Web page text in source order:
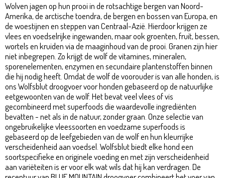
Wolven jagen op hun prooi in de rotsachtige bergen van Noord-
Amerika, de arctische toendra, de bergen en bossen van Europa, en
de woestijnen en steppen van Centraal-Azië. Hierdoor krijgen ze
vlees en voedselrijke ingewanden, maar ook groenten, fruit, bessen,
wortels en kruiden via de maaginhoud van de prooi. Granen zijn hier
niet inbegrepen. Zo krijgt de wolf de vitamines, mineralen,
sporenelementen, enzymen en secundaire plantenstoffen binnen
die hij nodig heeft. Omdat de wolf de voorouder is van alle honden, is
ons Wolfsblut droogvoer voor honden gebaseerd op de natuurlijke
eetgewoonten van de wolf. Het bevat veel vlees of vis
gecombineerd met superfoods die waardevolle ingrediënten
bevatten - net als in de natuur, zonder graan. Onze selectie van
ongebruikelijke vleessoorten en voedzame superfoods is
gebaseerd op de leefgebieden van de wolf en hun kleurrijke
verscheidenheid aan voedsel. Wolfsblut biedt elke hond een
soortspecifieke en originele voeding en met zijn verscheidenheid
aan variëteiten is er voor elk wat wils dat hij kan verdragen. De